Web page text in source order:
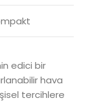
edici bir
hava
tercihlere